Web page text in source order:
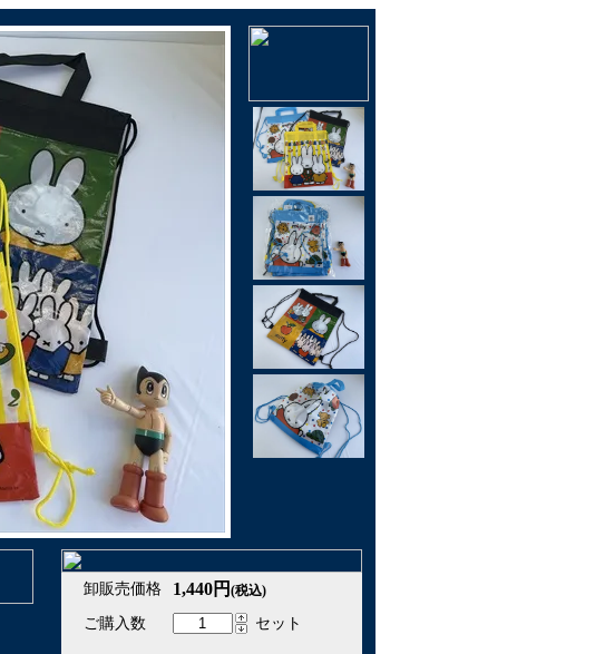
卸販売価格 1,440円 (税込)
ご購入数 セット